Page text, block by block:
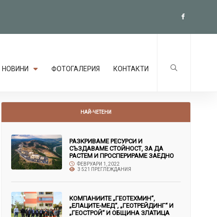
НОВИНИ ФОТОГАЛЕРИЯ КОНТАКТИ
НАЙ-ЧЕТЕНИ
РАЗКРИВАМЕ РЕСУРСИ И
СЪЗДАВАМЕ СТОЙНОСТ, ЗА ДА
РАСТЕМ И ПРОСПЕРИРАМЕ ЗАЕДНО
ФЕВРУАРИ 1, 2022
3 521 ПРЕГЛЕЖДАНИЯ
КОМПАНИИТЕ „ГЕОТЕХМИН“,
„ЕЛАЦИТЕ-МЕД“, „ГЕОТРЕЙДИНГ“ И
„ГЕОСТРОЙ“ И ОБЩИНА ЗЛАТИЦА